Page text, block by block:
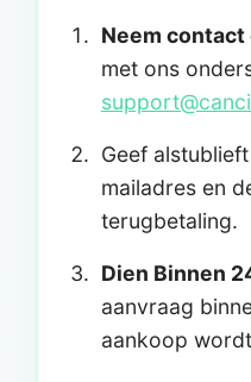
Neem contact
met ons
Geef
mailadres en
terugbetaling.
Dien Binnen
aanvraag
aankoop